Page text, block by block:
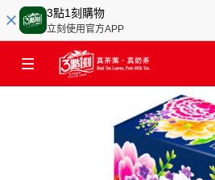
3點1刻購物
立刻使用官方APP